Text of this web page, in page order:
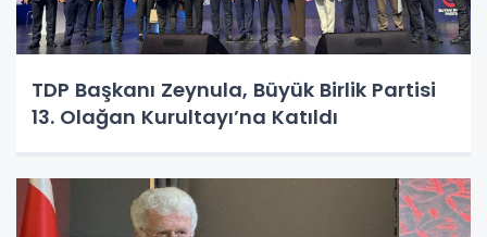
TDP Başkanı Zeynula, Büyük Birlik Partisi
13. Olağan Kurultayı’na Katıldı